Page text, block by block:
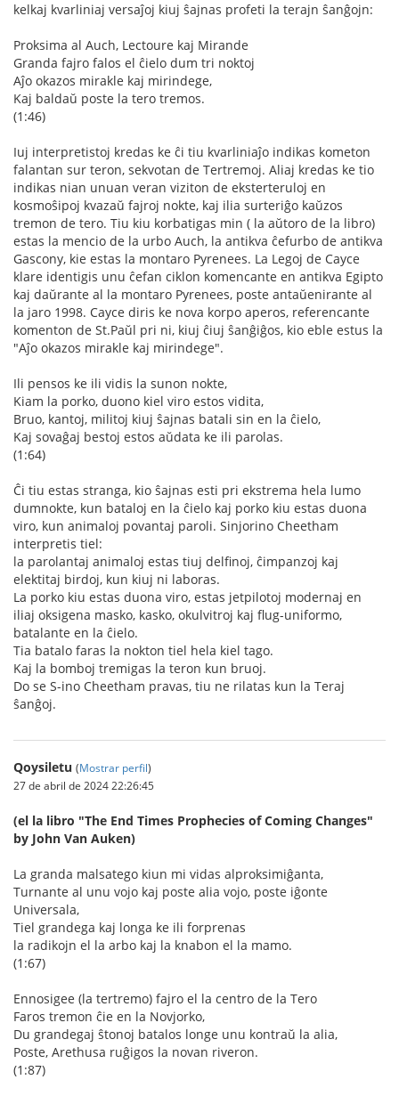
kelkaj kvarliniaj versaĵoj kiuj ŝajnas profeti la terajn ŝanĝojn:
Proksima al Auch, Lectoure kaj Mirande
Granda fajro falos el ĉielo dum tri noktoj
Aĵo okazos mirakle kaj mirindege,
Kaj baldaŭ poste la tero tremos.
(1:46)
Iuj interpretistoj kredas ke ĉi tiu kvarliniaĵo indikas kometon
falantan sur teron, sekvotan de Tertremoj. Aliaj kredas ke tio
indikas nian unuan veran viziton de eksterteruloj en
kosmoŝipoj kvazaŭ fajroj nokte, kaj ilia surteriĝo kaŭzos
tremon de tero. Tiu kiu korbatigas min ( la aŭtoro de la libro)
estas la mencio de la urbo Auch, la antikva ĉefurbo de antikva
Gascony, kie estas la montaro Pyrenees. La Legoj de Cayce
klare identigis unu ĉefan ciklon komencante en antikva Egipto
kaj daŭrante al la montaro Pyrenees, poste antaŭenirante al
la jaro 1998. Cayce diris ke nova korpo aperos, referencante
komenton de St.Paŭl pri ni, kiuj ĉiuj ŝanĝiĝos, kio eble estus la
"Aĵo okazos mirakle kaj mirindege".
Ili pensos ke ili vidis la sunon nokte,
Kiam la porko, duono kiel viro estos vidita,
Bruo, kantoj, militoj kiuj ŝajnas batali sin en la ĉielo,
Kaj sovaĝaj bestoj estos aŭdata ke ili parolas.
(1:64)
Ĉi tiu estas stranga, kio ŝajnas esti pri ekstrema hela lumo
dumnokte, kun bataloj en la ĉielo kaj porko kiu estas duona
viro, kun animaloj povantaj paroli. Sinjorino Cheetham
interpretis tiel:
la parolantaj animaloj estas tiuj delfinoj, ĉimpanzoj kaj
elektitaj birdoj, kun kiuj ni laboras.
La porko kiu estas duona viro, estas jetpilotoj modernaj en
iliaj oksigena masko, kasko, okulvitroj kaj flug-uniformo,
batalante en la ĉielo.
Tia batalo faras la nokton tiel hela kiel tago.
Kaj la bomboj tremigas la teron kun bruoj.
Do se S-ino Cheetham pravas, tiu ne rilatas kun la Teraj
ŝanĝoj.
Qoysiletu (Mostrar perfil)
27 de abril de 2024 22:26:45
(el la libro "The End Times Prophecies of Coming Changes"
by John Van Auken)
La granda malsatego kiun mi vidas alproksimiĝanta,
Turnante al unu vojo kaj poste alia vojo, poste iĝonte
Universala,
Tiel grandega kaj longa ke ili forprenas
la radikojn el la arbo kaj la knabon el la mamo.
(1:67)
Ennosigee (la tertremo) fajro el la centro de la Tero
Faros tremon ĉie en la Novjorko,
Du grandegaj ŝtonoj batalos longe unu kontraŭ la alia,
Poste, Arethusa ruĝigos la novan riveron.
(1:87)